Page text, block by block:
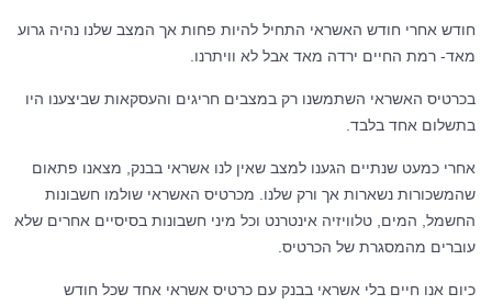
חודש אחרי חודש האשראי התחיל להיות פחות אך המצב שלנו נהיה גרוע
מאד- רמת החיים ירדה מאד אבל לא וויתרנו.
בכרטיס האשראי השתמשנו רק במצבים חריגים והעסקאות שביצענו היו
בתשלום אחד בלבד.
אחרי כמעט שנתיים הגענו למצב שאין לנו אשראי בבנק, מצאנו פתאום
שהמשכורות נשארות אך ורק שלנו. מכרטיס האשראי שולמו חשבונות
החשמל, המים, טלוויזיה אינטרנט וכל מיני חשבונות בסיסיים אחרים שלא
עוברים מהמסגרת של הכרטיס.
כיום אנו חיים בלי אשראי בבנק עם כרטיס אשראי אחד שכל חודש